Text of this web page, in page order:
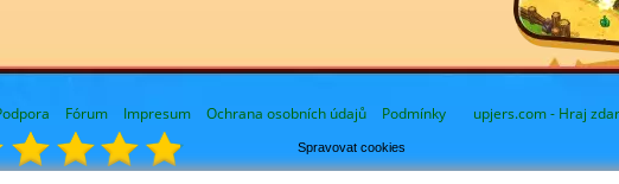
Fórum Impresum Ochrana osobních údajů Podmínky upjers.com - Hraj
Spravovat cookies